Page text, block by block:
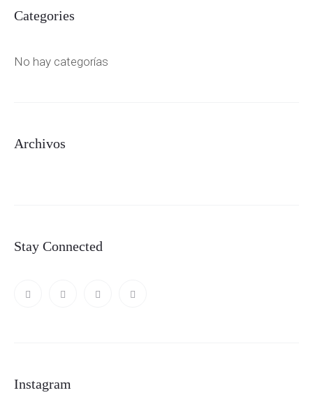
Categories
No hay categorías
Archivos
Stay Connected
Instagram